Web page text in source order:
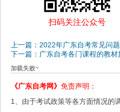
扫码关注公众号
上一篇：2022年广东自考常见问题
下一篇：广东自考各门课程的教材
加载失败~
《广东自考网》 免责声明：
1、由于考试政策等各方面情况的